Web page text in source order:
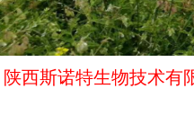
陕西斯诺特生物技术有